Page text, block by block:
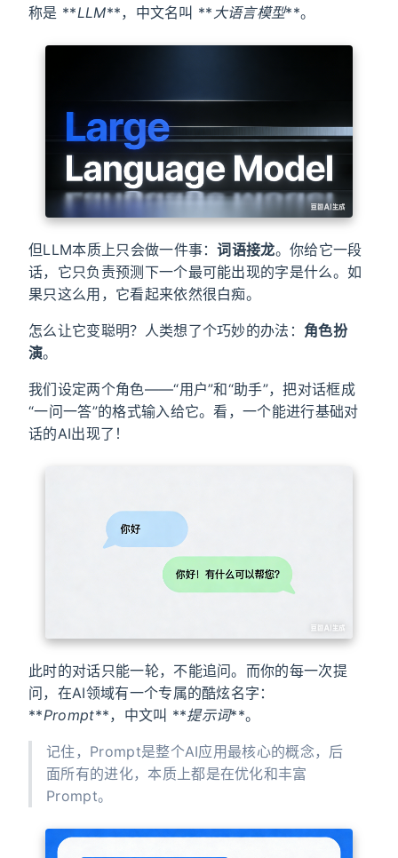
称是 **LLM**，中文名叫 ** 大语言模型**。
但LLM本质上只会做一件事：词语接龙。你给它一段
话，它只负责预测下一个最可能出现的字是什么。如
果只这么用，它看起来依然很白痴。
怎么让它变聪明？人类想了个巧妙的办法： 角色扮
演。
我们设定两个角色——“用户”和“助手”，把对话框成
“一问一答”的格式输入给它。看，一个能进行基础对
话的AI出现了！
此时的对话只能一轮，不能追问。而你的每一次提
问，在AI领域有一个专属的酷炫名字：
**Prompt**，中文叫 **提示词**。
记住，Prompt是整个AI应用最核心的概念，后
面所有的进化，本质上都是在优化和丰富
Prompt。